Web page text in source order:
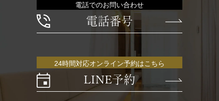
電話でのお問い合わせ
電話番号
24時間対応オンライン予約はこちら
LINE予約